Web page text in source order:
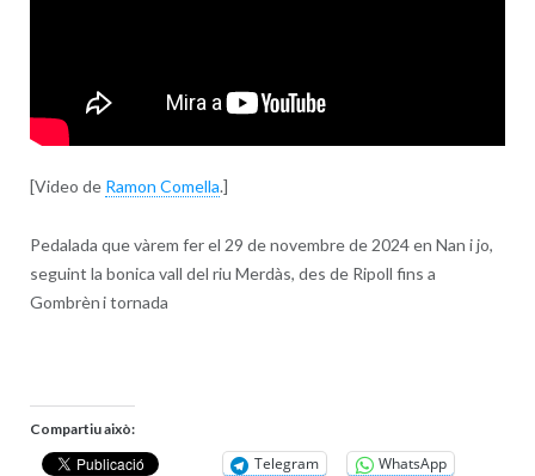
[Video de Ramon Comella.]
Pedalada que vàrem fer el 29 de novembre de 2024 en Nan i jo,
seguint la bonica vall del riu Merdàs, des de Ripoll fins a
Gombrèn i tornada
Compartiu això:
Telegram WhatsApp